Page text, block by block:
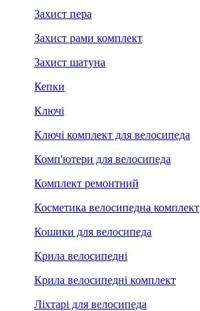
Захист пера
Захист рами комплект
Захист шатуна
Кепки
Ключі
Ключі комплект для велосипеда
Комп'ютери для велосипеда
Комплект ремонтний
Косметика велосипедна комплект
Кошики для велосипеда
Крила велосипедні
Крила велосипедні комплект
Ліхтарі для велосипеда